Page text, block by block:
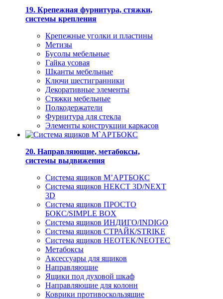
19. Крепежная фурнитура, стяжки,
системы крепления
Крепежные уголки и пластины
Метизы
Бусолы мебельные
Гайка усовая
Шканты мебельные
Ключи шестигранники
Декоративные элементы
Стяжки мебельные
Полкодержатели
Фурнитура для стекла
Элементы конструкции каркасов
20. Направляющие, метабоксы,
системы выдвижения
Система ящиков М’АРТБОКС
Система ящиков НЕКСТ 3D/NEXT
3D
Система ящиков ПРОСТО
БОКС/SIMPLE BOX
Система ящиков ИНДИГО/INDIGO
Система ящиков СТРАЙК/STRIKE
Система ящиков НЕОТЕК/NEOTEC
Метабоксы
Аксессуары для ящиков
Направляющие
Ящики под духовой шкаф
Направляющие для колонн
Коврики противоскользящие